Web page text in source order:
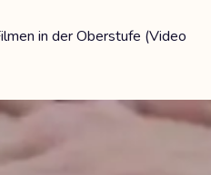
in der Oberstufe (Video